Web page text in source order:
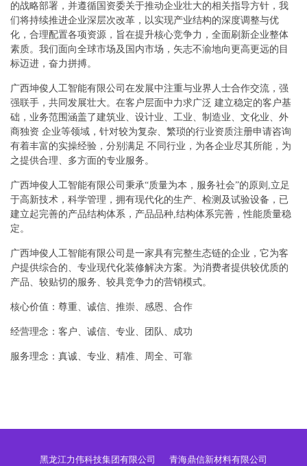
的战略部署，并遵循国资委关于推动企业壮大的相关指导方针，我
们将持续推进企业深层次改革，以实现产业结构的深度调整与优
化，合理配置各项资源，旨在提升核心竞争力，全面刷新企业整体
素质。我们面向全球市场及国内市场，矢志不渝地向更高更远的目
标迈进，奋力拼搏。
广西坤俊人工智能有限公司在发展中注重与业界人士合作交流，强
强联手，共同发展壮大。在客户层面中力求广泛 建立稳定的客户基
础，业务范围涵盖了建筑业、设计业、工业、制造业、文化业、外
商独资 企业等领域，针对较为复杂、繁琐的行业资质注册申请咨询
有着丰富的实操经验，分别满足 不同行业，为各企业尽其所能，为
之提供合理、多方面的专业服务。
广西坤俊人工智能有限公司秉承“质量为本，服务社会”的原则,立足
于高新技术，科学管理，拥有现代化的生产、检测及试验设备，已
建立起完善的产品结构体系，产品品种,结构体系完善，性能质量稳
定。
广西坤俊人工智能有限公司是一家具有完整生态链的企业，它为客
户提供综合的、专业现代化装修解决方案。为消费者提供较优质的
产品、较贴切的服务、较具竞争力的营销模式。
核心价值：尊重、诚信、推崇、感恩、合作
经营理念：客户、诚信、专业、团队、成功
服务理念：真诚、专业、精准、周全、可靠
黑龙江力伟科技集团有限公司
青海鼎信新材料有限公司